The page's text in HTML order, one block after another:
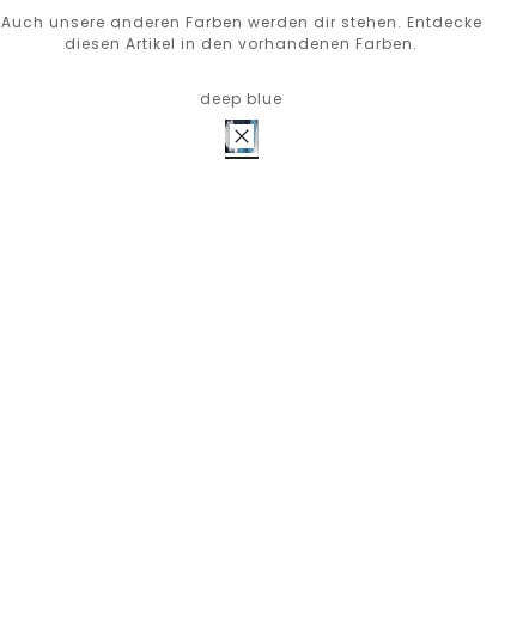
Auch unsere anderen Farben werden dir stehen. Entdecke
diesen Artikel in den vorhandenen Farben.
deep blue